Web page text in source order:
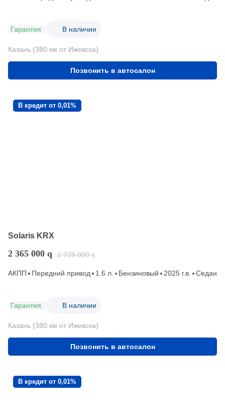
Гарантия В наличии
Казань (380 км от Ижевска)
Позвонить в автосалон
В кредит от 0,01%
Solaris KRX
2 365 000 q 2 725 000 q
АКПП Передний привод 1.6 л. Бензиновый 2025 г.в. Седан
Гарантия В наличии
Казань (380 км от Ижевска)
Позвонить в автосалон
В кредит от 0,01%